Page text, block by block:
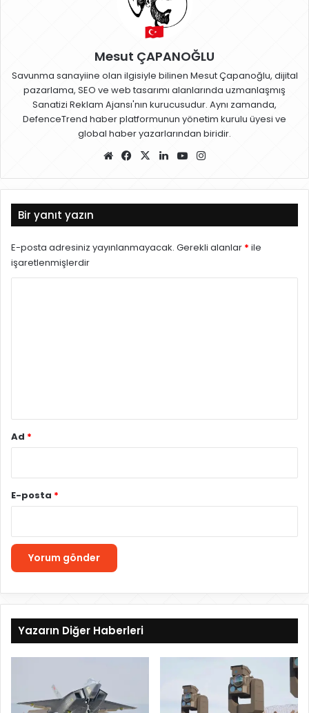
Mesut ÇAPANOĞLU
Savunma sanayiine olan ilgisiyle bilinen Mesut Çapanoğlu, dijital
pazarlama, SEO ve web tasarımı alanlarında uzmanlaşmış
Sanatizi Reklam Ajansı'nın kurucusudur. Aynı zamanda,
DefenceTrend haber platformunun yönetim kurulu üyesi ve
global haber yazarlarından biridir.
W
sit
esi
Fa
bo
ok
X
Lin
dIn
Yo
ub
e
gr
a
Bir yanıt yazın
E-posta adresiniz yayınlanmayacak. Gerekli alanlar * ile
işaretlenmişlerdir
Ad *
E-posta *
Yazarın Diğer Haberleri